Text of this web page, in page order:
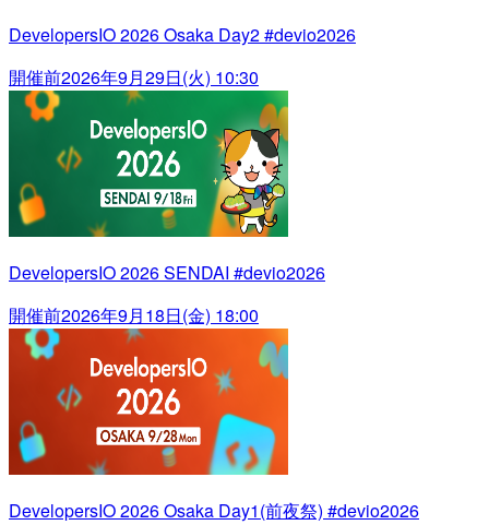
DevelopersIO 2026 Osaka Day2 #devio2026
開催前2026年9月29日(火) 10:30
DevelopersIO 2026 SENDAI #devio2026
開催前2026年9月18日(金) 18:00
DevelopersIO 2026 Osaka Day1(前夜祭) #devio2026